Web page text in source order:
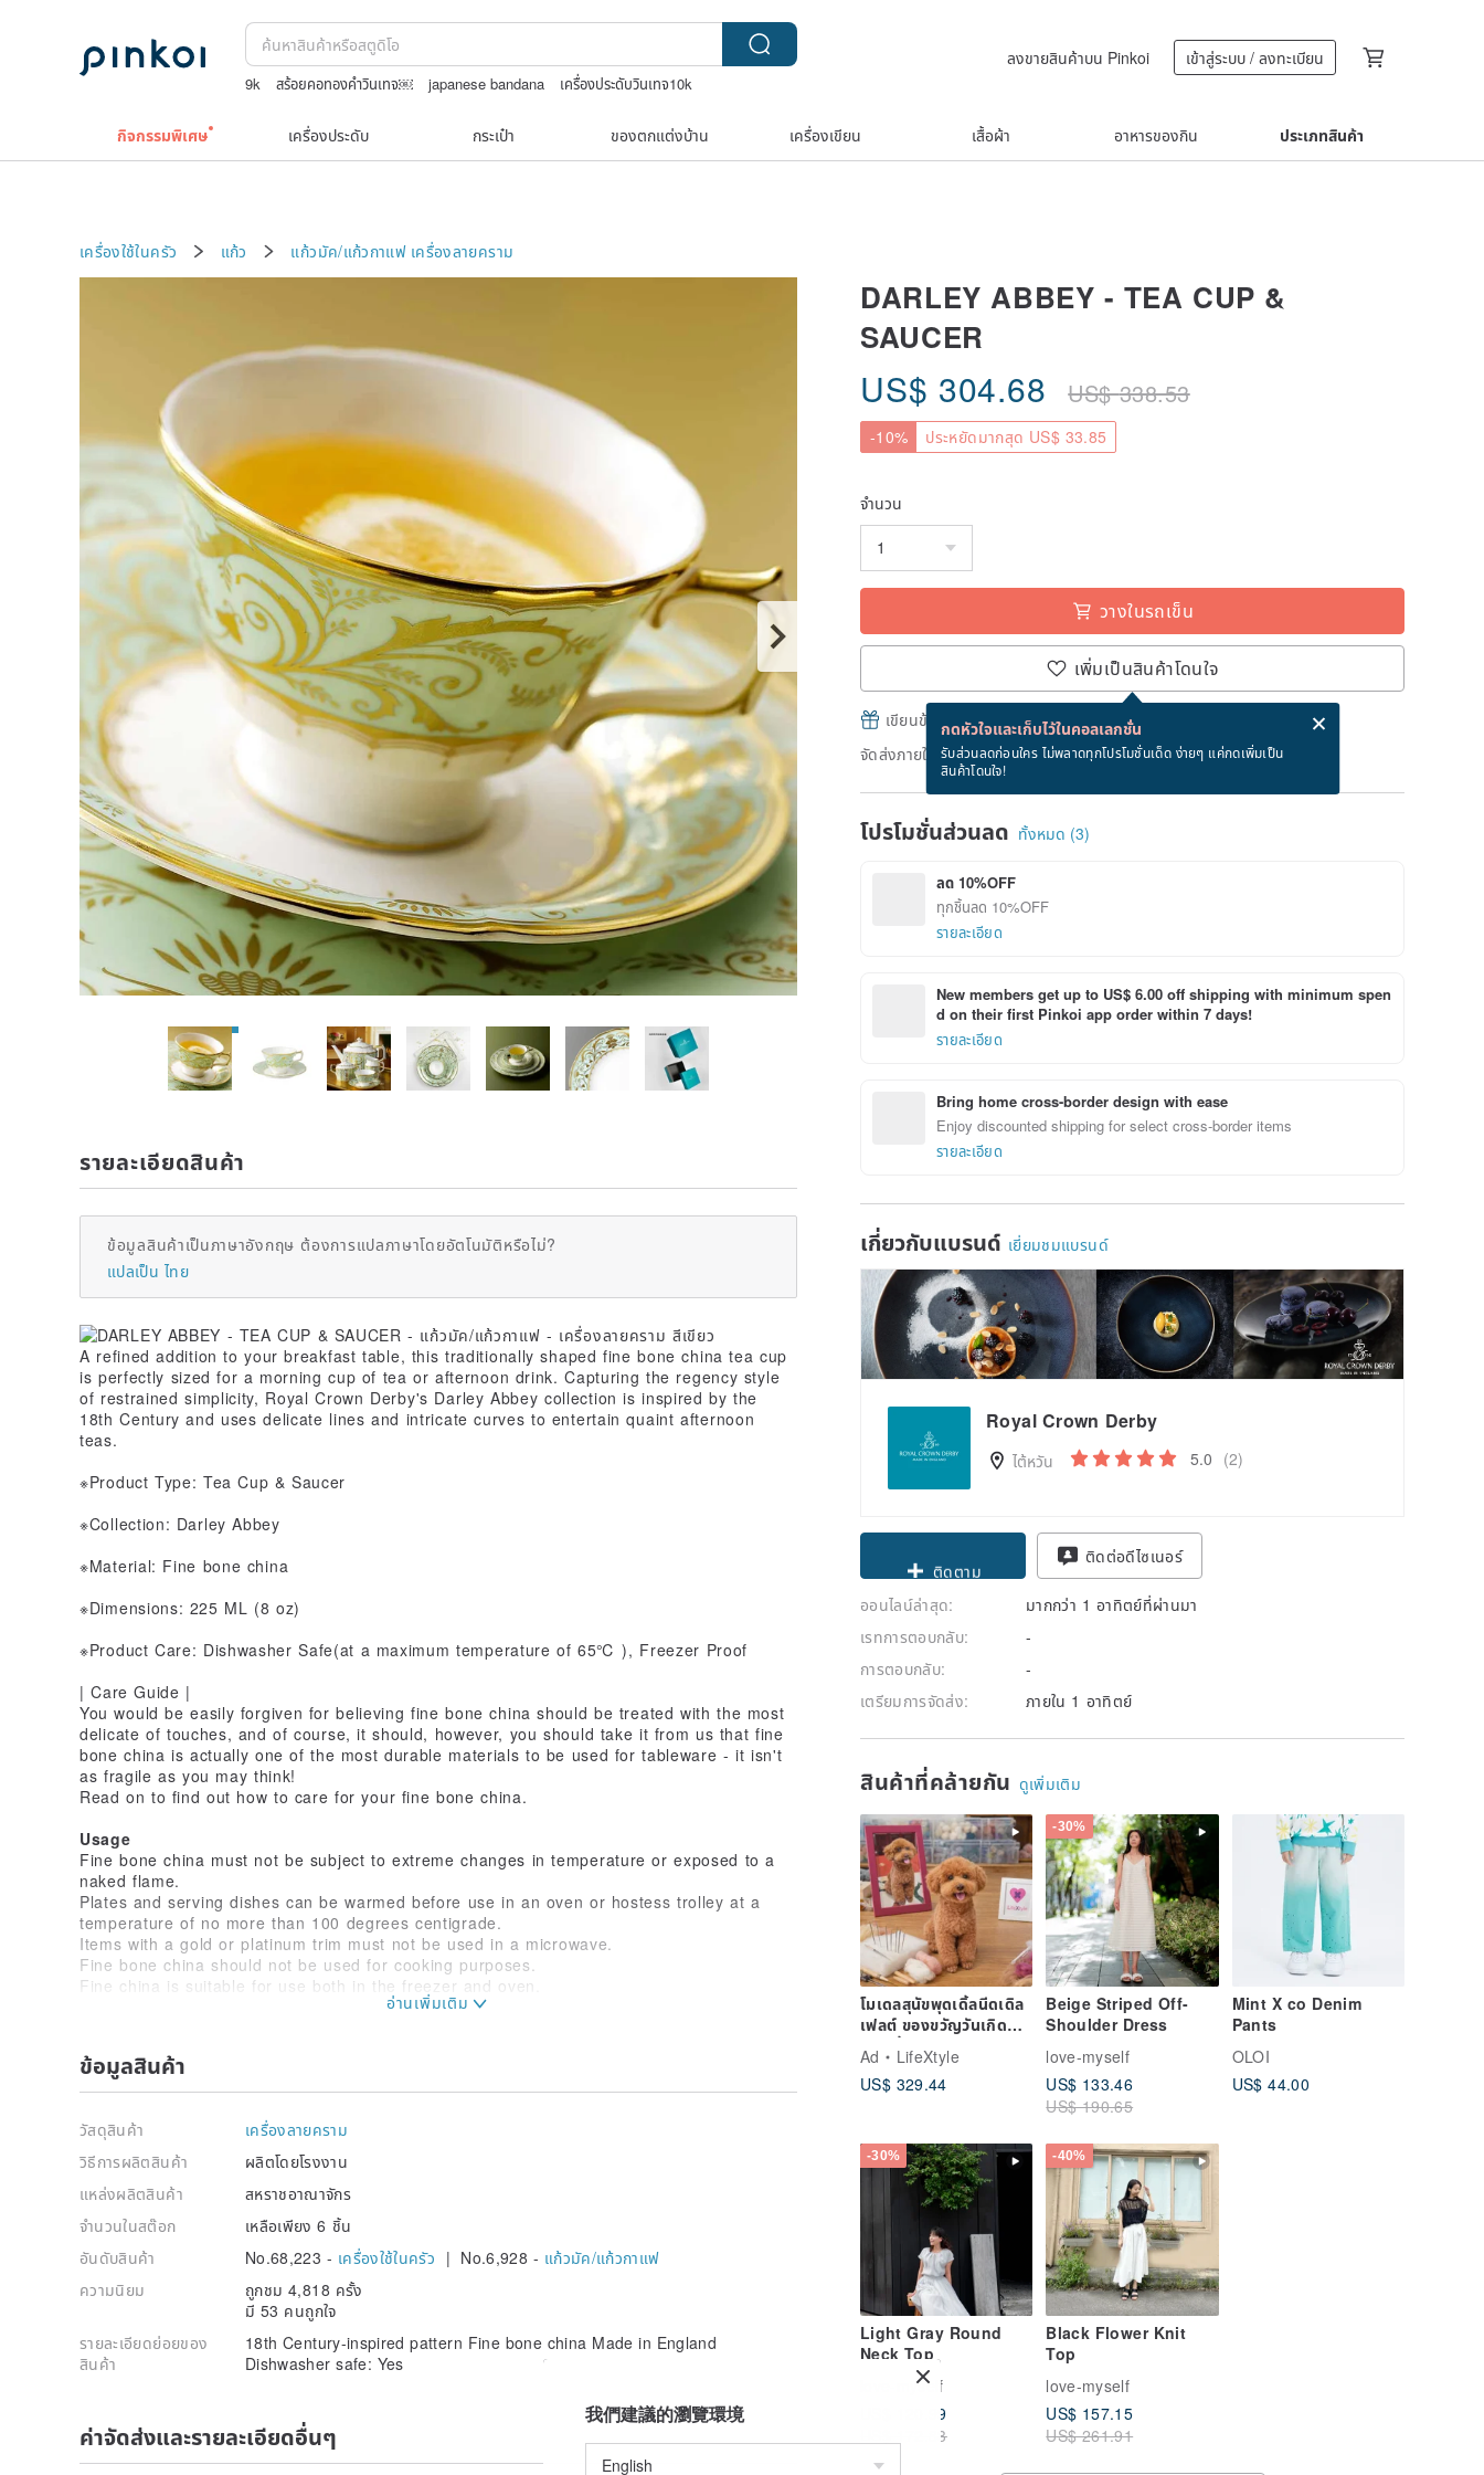
9k สร้อยคอทองคำวินเทจ￼ japanese bandana
เครื่องประดับวินเทจ10k
ลงขายสินค้าบน Pinkoi เข้าสู่ระบบ / ลงทะเบียน
กิจกรรมพิเศษ เครื่องประดับ กระเป๋า ของตกแต่งบ้าน เครื่องเขียน เสื้อผ้า อาหารของกิน ประเภทสินค้า
เครื่องใช้ในครัว แก้ว แก้วมัค/แก้วกาแฟ เครื่องลายคราม
DARLEY ABBEY - TEA CUP &
SAUCER
US$ 304.68 US$338.53
-10% ประหยัดมากสุด US$ 33.85
จำนวน
วางในรถเข็น
เพิ่มเป็นสินค้าโดนใจ
กดหัวใจและเก็บไว้ในคอลเลกชั่น
รับส่วนลดก่อนใคร ไม่พลาดทุกโปรโมชั่นเด็ด ง่ายๆ แค่กดเพิ่มเป็น
สินค้าโดนใจ!
เขียนข้อความและส่ง eCard ฟรีเมื่อซื้อสินค้า!
จัดส่งภายใน 24 ชม. หลังชำระเงิน (ไม่นับรวมวันศุกร์-อาทิตย์)
โปรโมชั่นส่วนลด ทั้งหมด (3)
ลด 10%OFF
ทุกชิ้นลด 10%OFF
รายละเอียด
New members get up to US$ 6.00 off shipping with minimum spen
d on their first Pinkoi app order within 7 days!
รายละเอียด
Bring home cross-border design with ease
Enjoy discounted shipping for select cross-border items
รายละเอียด
เกี่ยวกับแบรนด์ เยี่ยมชมแบรนด์
Royal Crown Derby
ไต้หวัน 5.0 (2)
ติดตาม
ติดต่อดีไซเนอร์
ออนไลน์ล่าสุด:
มากกว่า 1 อาทิตย์ที่ผ่านมา
เรทการตอบกลับ:
-
การตอบกลับ:
-
เตรียมการจัดส่ง:
ภายใน 1 อาทิตย์
สินค้าที่คล้ายกัน ดูเพิ่มเติม
โมเดลสุนัขพุดเดิ้ลนีดเดิล
เฟลต์ ของขวัญวันเกิด
สัตว์เลี้ยง
Ad
LifeXtyle
US$ 329.44
-30%
Beige Striped Off-
Shoulder Dress
love-myself
US$ 133.46
US$ 190.65
Mint X co Denim
Pants
OLOI
US$ 44.00
-30%
Light Gray Round
Neck Top
love-myself
US$ 120.99
US$ 172.83
-40%
Black Flower Knit
Top
love-myself
US$ 157.15
US$ 261.91
รายละเอียดสินค้า
ข้อมูลสินค้าเป็นภาษาอังกฤษ ต้องการแปลภาษาโดยอัตโนมัติหรือไม่?
แปลเป็น ไทย
A refined addition to your breakfast table, this traditionally shaped fine bone china tea cup
is perfectly sized for a morning cup of tea or afternoon drink. Capturing the regency style
of restrained simplicity, Royal Crown Derby's Darley Abbey collection is inspired by the
18th Century and uses delicate lines and intricate curves to entertain quaint afternoon
teas.
※Product Type: Tea Cup & Saucer
※Collection: Darley Abbey
※Material: Fine bone china
※Dimensions: 225 ML (8 oz)
※Product Care: Dishwasher Safe(at a maximum temperature of 65℃ ), Freezer Proof
| Care Guide |
You would be easily forgiven for believing fine bone china should be treated with the most
delicate of touches, and of course, it should, however, you should take it from us that fine
bone china is actually one of the most durable materials to be used for tableware - it isn't
as fragile as you may think!
Read on to find out how to care for your fine bone china.
Usage
Fine bone china must not be subject to extreme changes in temperature or exposed to a
naked flame.
Plates and serving dishes can be warmed before use in an oven or hostess trolley at a
temperature of no more than 100 degrees centigrade.
Items with a gold or platinum trim must not be used in a microwave.
Fine bone china should not be used for cooking purposes.
Fine china is suitable for use both in the freezer and oven.
degrees centigrade.
When washing by hand, avoid scouring pads and abrasive washing detergents which could
Most stains or hardened-on particles can be removed by soaking the item in warm water
before washing.
Really stubborn stains can be removed by soaking in a mild bleach solution for up to one
hour.
Storage
When storing or stacking plates, try not to slide them over one another, as this may cause
We recommend that a paper napkin is placed between each plate.
Cups should be stored or hung from a cup hook, not stacked, as this weakens the handles.
In hard water areas, deposits may form on your tableware in time if the water is allowed to
dry on the ware. These soluble deposits can easily be removed with a dilute acid such as
ข้อมูลสินค้า
วัสดุสินค้า
เครื่องลายคราม
วิธีการผลิตสินค้า
ผลิตโดยโรงงาน
แหล่งผลิตสินค้า
สหราชอาณาจักร
จำนวนในสต๊อก
เหลือเพียง 6 ชิ้น
อันดับสินค้า
No.68,223 - เครื่องใช้ในครัว | No.6,928 - แก้วมัค/แก้วกาแฟ
ความนิยม
ถูกชม 4,818 ครั้ง
มี 53 คนถูกใจ
รายละเอียดย่อยของ
สินค้า
18th Century-inspired pattern Fine bone china Made in England
Dishwasher safe: Yes
ค่าจัดส่งและรายละเอียดอื่นๆ
我們建議的瀏覽環境